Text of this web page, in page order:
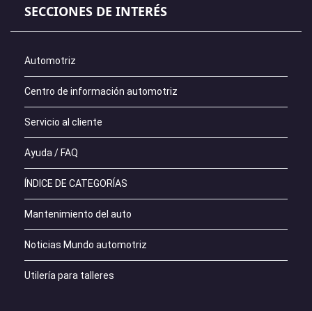
SECCIONES DE INTERÉS
Automotriz
Centro de información automotriz
Servicio al cliente
Ayuda / FAQ
ÍNDICE DE CATEGORÍAS
Mantenimiento del auto
Noticias Mundo automotriz
Utilería para talleres